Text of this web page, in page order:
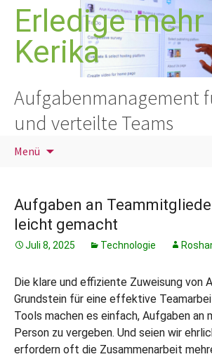
Zum
Inhalt
springen
Erledige
Kerika
Aufgabenmanagement
und verteilte Teams
Menü
Aufgaben an
leicht gemacht
Juli 8, 2025 Technologie
Die klare und effiziente Zuweisung von
Grundstein für eine effektive
Tools machen es einfach, Aufgaben an
Person zu vergeben. Und seien wir
erfordern oft die Zusammenarbeit